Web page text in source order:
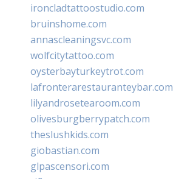
ironcladtattoostudio.com
bruinshome.com
annascleaningsvc.com
wolfcitytattoo.com
oysterbayturkeytrot.com
lafronterarestauranteybar.com
lilyandrosetearoom.com
olivesburgberrypatch.com
theslushkids.com
giobastian.com
glpascensori.com